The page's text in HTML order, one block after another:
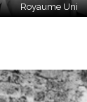
Royaume Uni